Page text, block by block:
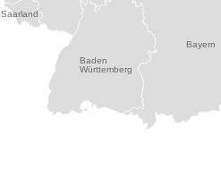
Baden
Württemberg
Bayern
Saarland